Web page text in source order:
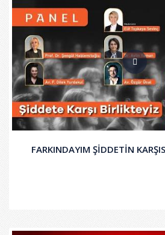
FARKINDAYIM ŞİDDETİN